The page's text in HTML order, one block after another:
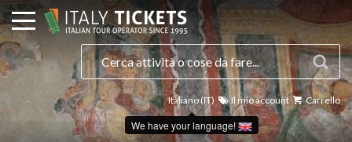
Italiano (IT)
We have your language!
Il mio account Carrello